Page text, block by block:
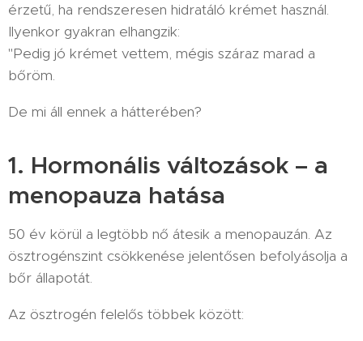
érzetű, ha rendszeresen hidratáló krémet használ.
Ilyenkor gyakran elhangzik:
"Pedig jó krémet vettem, mégis száraz marad a
bőröm.
De mi áll ennek a hátterében?
1. Hormonális változások – a
menopauza hatása
50 év körül a legtöbb nő átesik a menopauzán. Az
ösztrogénszint csökkenése jelentősen befolyásolja a
bőr állapotát.
Az ösztrogén felelős többek között: